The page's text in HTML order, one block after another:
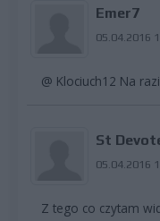
Emer7
05.04.2016
@ Klociuch12 Na
St
05.04.2016
Z tego co czytam